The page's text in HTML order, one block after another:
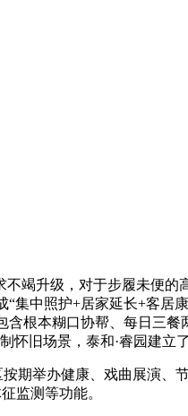
不竭升级，对于步履未便的
中照护+居家延长+客居
根本糊口协帮、每日三
旧场景，泰和·睿园建立
举办健康、戏曲展演、
监测等功能。